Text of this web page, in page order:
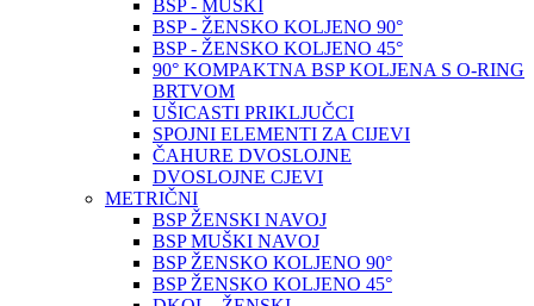
BSP - MUŠKI
BSP - ŽENSKO KOLJENO 90°
BSP - ŽENSKO KOLJENO 45°
90° KOMPAKTNA BSP KOLJENA S O-RING
BRTVOM
UŠICASTI PRIKLJUČCI
SPOJNI ELEMENTI ZA CIJEVI
ČAHURE DVOSLOJNE
DVOSLOJNE CJEVI
METRIČNI
BSP ŽENSKI NAVOJ
BSP MUŠKI NAVOJ
BSP ŽENSKO KOLJENO 90°
BSP ŽENSKO KOLJENO 45°